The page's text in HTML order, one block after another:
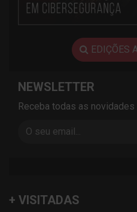
EDIÇÕES
NEWSLETTER
Receba todas as
+ VISITADAS